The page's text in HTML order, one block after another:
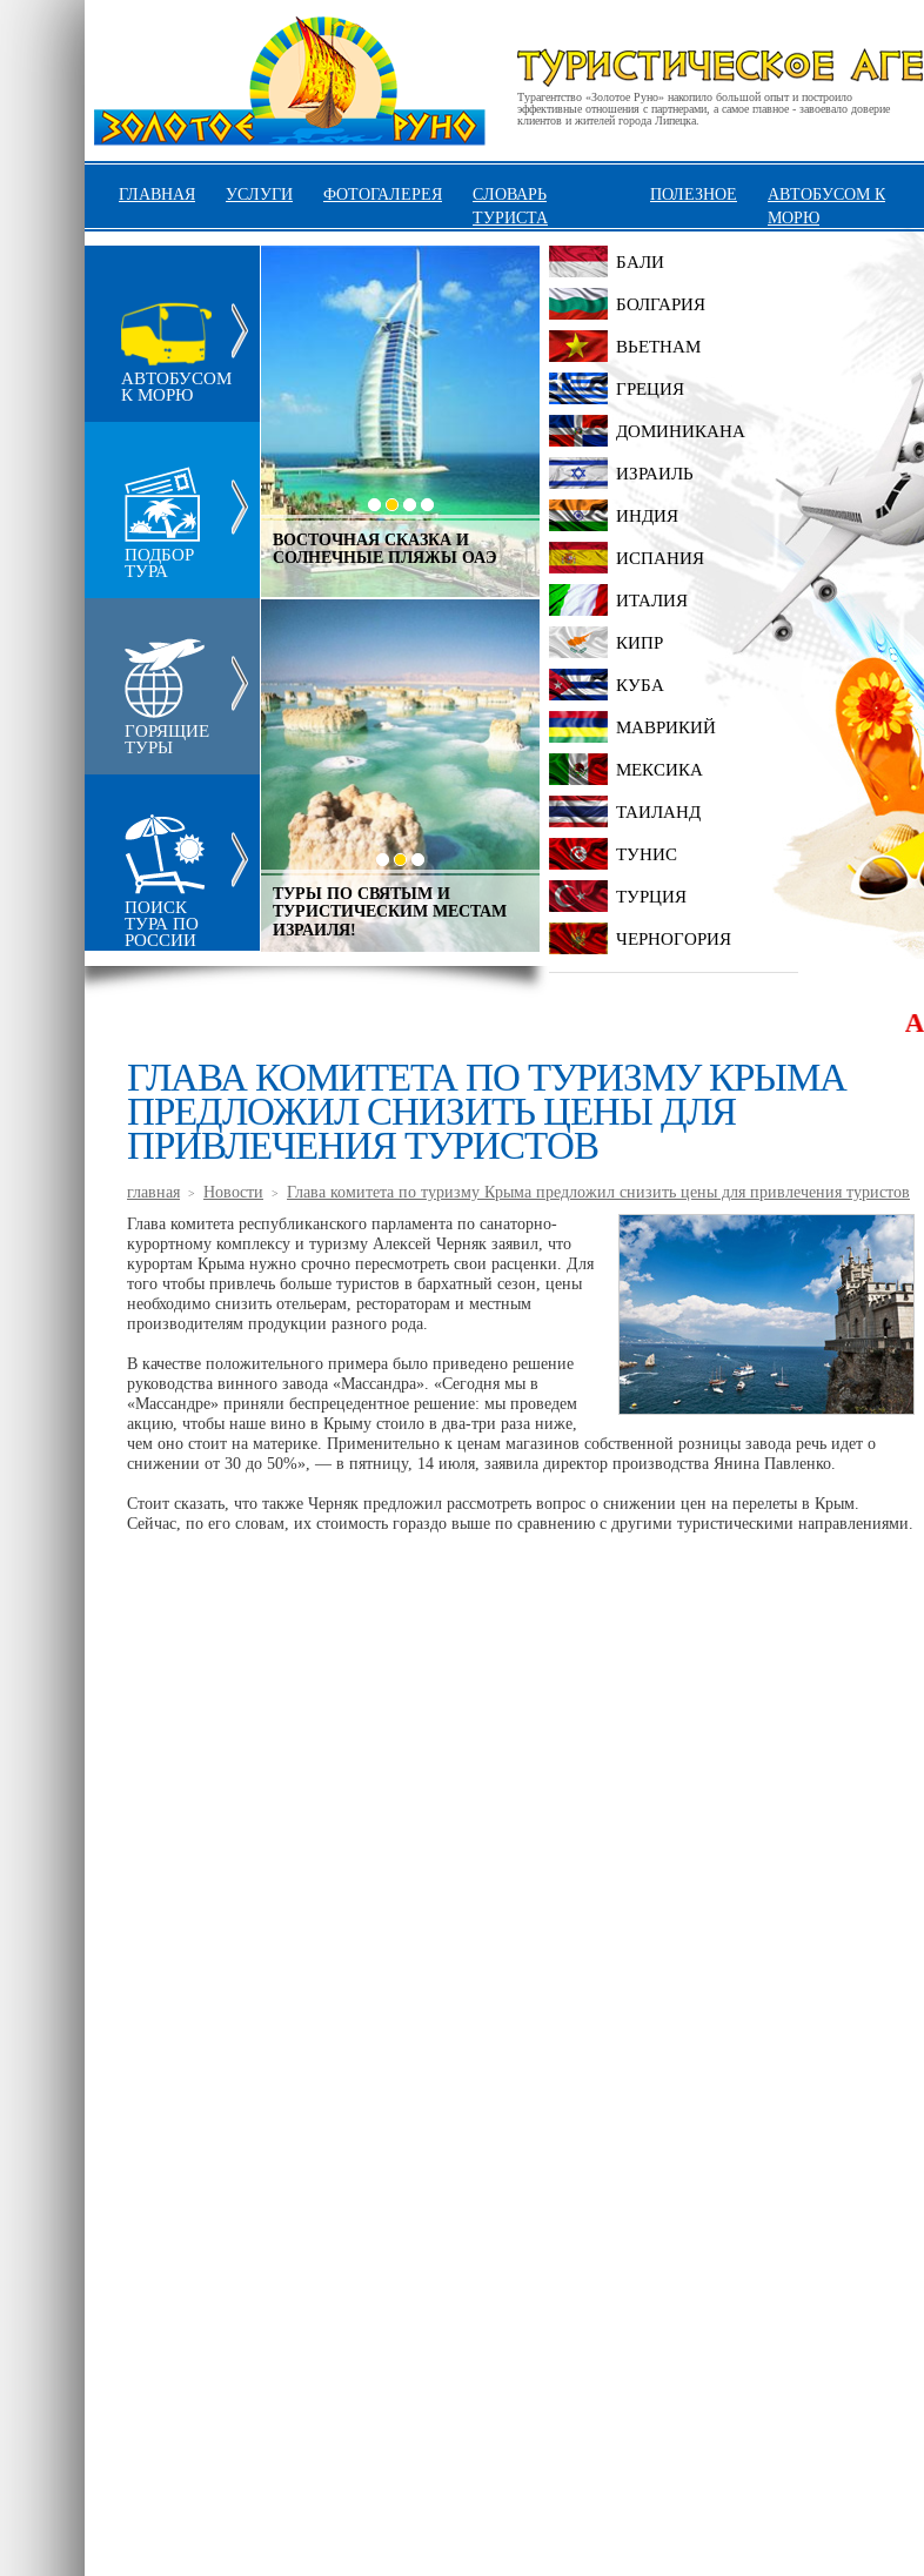
Турагентство «Золотое Руно» накопило большой опыт и построило
эффективные отношения с партнерами, а самое главное - завоевало доверие
клиентов и жителей города Липецка.
ГЛАВНАЯ УСЛУГИ ФОТОГАЛЕРЕЯ
СЛОВАРЬ
ТУРИСТА
ПОЛЕЗНОЕ
АВТОБУСОМ К
МОРЮ
АВТОБУСОМ
К МОРЮ
ПОДБОР
ТУРА
ГОРЯЩИЕ
ТУРЫ
ПОИСК
ТУРА ПО
РОССИИ
ОСТРОВА,
ДЛЯ ВСЕХ
ВОСТОЧНАЯ СКАЗКА И
СОЛНЕЧНЫЕ ПЛЯЖЫ ОАЭ
В ЛИЦЕ ИТАЛИИ НЕИЗМЕННА
КЛАССИКА СТАРОГО СВЕТА
ЕВРОПЫ
КИТАЙ -
И НОВЫХ
БЛИЗКАЯ ДОБРАЯ И
ТУРЦИЯ
ТУРЫ ПО СВЯТЫМ И
ТУРИСТИЧЕСКИМ МЕСТАМ
ИЗРАИЛЯ!
ИНДИЯ - ТАИНСТВЕННАЯ И
ДРУЖЕЛЮБНАЯ, СТРАНА
КРАСОК И ТАНЦА!
ТАКАЯ
ТЕПЛАЯ
БАЛИ
БОЛГАРИЯ
ВЬЕТНАМ
ГРЕЦИЯ
ДОМИНИКАНА
ИЗРАИЛЬ
ИНДИЯ
ИСПАНИЯ
ИТАЛИЯ
КИПР
КУБА
МАВРИКИЙ
МЕКСИКА
ТАИЛАНД
ТУНИС
ТУРЦИЯ
ЧЕРНОГОРИЯ
ГЛАВА КОМИТЕТА ПО ТУРИЗМУ КРЫМА
ПРЕДЛОЖИЛ СНИЗИТЬ ЦЕНЫ ДЛЯ
ПРИВЛЕЧЕНИЯ ТУРИСТОВ
главная > Новости >
Глава комитета по туризму Крыма предложил снизить цены для привлечения туристов
Глава комитета республиканского парламента по санаторно-
курортному комплексу и туризму Алексей Черняк заявил, что
курортам Крыма нужно срочно пересмотреть свои расценки. Для
того чтобы привлечь больше туристов в бархатный сезон, цены
необходимо снизить отельерам, рестораторам и местным
производителям продукции разного рода.
В качестве положительного примера было приведено решение
руководства винного завода «Массандра». «Сегодня мы в
«Массандре» приняли беспрецедентное решение: мы проведем
акцию, чтобы наше вино в Крыму стоило в два-три раза ниже,
чем оно стоит на материке. Применительно к ценам магазинов собственной розницы завода речь идет о
снижении от 30 до 50%», — в пятницу, 14 июля, заявила директор производства Янина Павленко.
Стоит сказать, что также Черняк предложил рассмотреть вопрос о снижении цен на перелеты в Крым.
Сейчас, по его словам, их стоимость гораздо выше по сравнению с другими туристическими направлениями.